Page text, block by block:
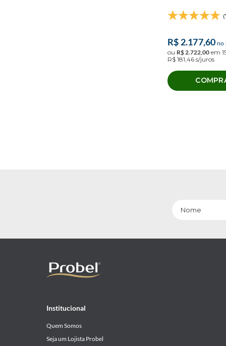
R$ 2.177,60 no
ou R$ 2.722 00 em
R$ 181 46 s/juros
Institucional
Quem Somos
Seja um Lojista Probel